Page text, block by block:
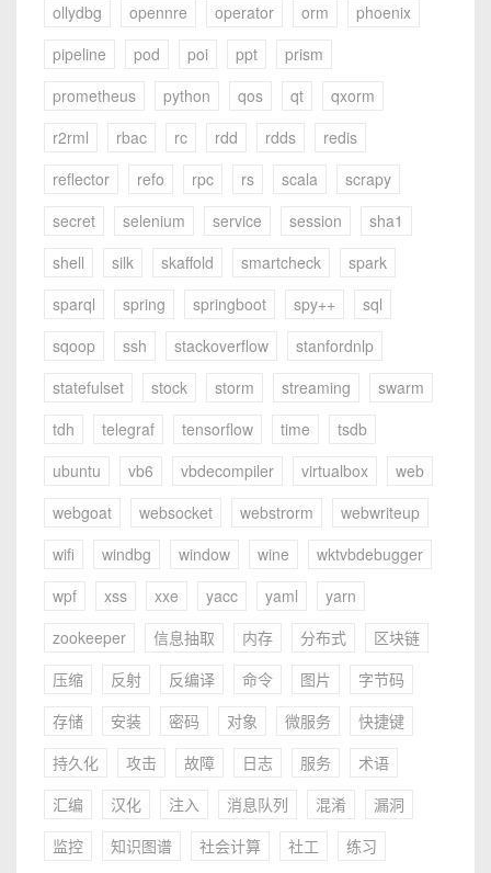
ollydbg
opennre operator orm
phoenix
pipeline
pod poi ppt
prism
prometheus
python qos qt
qxorm
r2rml
rbac rc rdd rdds
redis
reflector
refo rpc rs scala
scrapy
secret
selenium service session
sha1
shell
silk skaffold smartcheck
spark
sparql
spring springboot spy++
sql
sqoop
ssh stackoverflow
stanfordnlp
statefulset
stock storm streaming
swarm
tdh
telegraf tensorflow time
tsdb
ubuntu
vb6 vbdecompiler virtualbox
web
webgoat
websocket webstrorm
webwriteup
wifi
windbg window wine
wktvbdebugger
wpf
xss xxe yacc yaml
yarn
zookeeper
信息抽取 内存 分布式
区块链
压缩
反射 反编译 命令 图片
字节码
存储
安装 密码 对象 微服务
快捷键
持久化
攻击 故障 日志 服务
术语
汇编
汉化 注入 消息队列 混淆
漏洞
监控
知识图谱 社会计算 社工 练习